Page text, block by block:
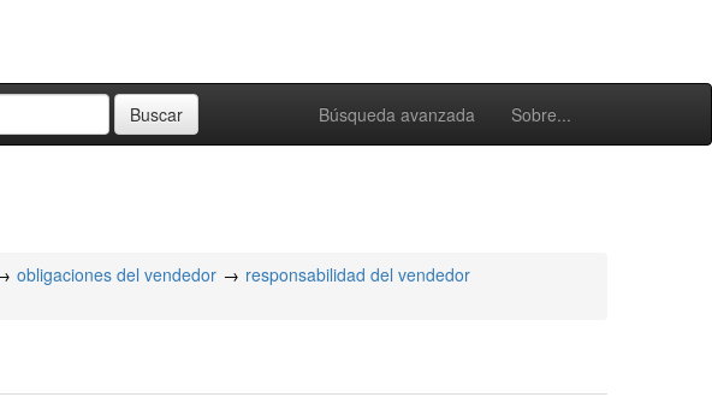
Búsqueda avanzada Sobre...
obligaciones del vendedor
responsabilidad del vendedor